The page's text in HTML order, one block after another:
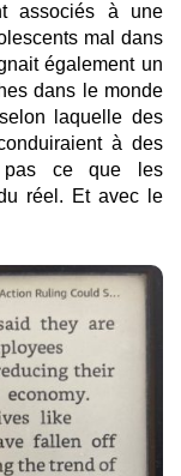
associés à une
mal dans
également un
dans le monde
laquelle des
à des
pas ce que les
réel. Et avec le